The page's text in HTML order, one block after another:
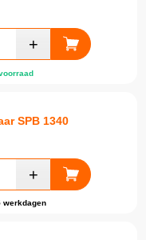
SPB 1340
werkdagen